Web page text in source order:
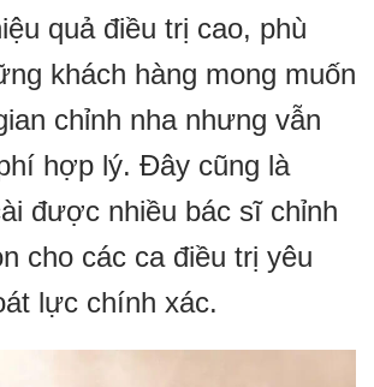
quả điều trị cao, phù
khách hàng mong muốn
chỉnh nha nhưng vẫn
hợp lý. Đây cũng là
được nhiều bác sĩ chỉnh
cho các ca điều trị yêu
lực chính xác.